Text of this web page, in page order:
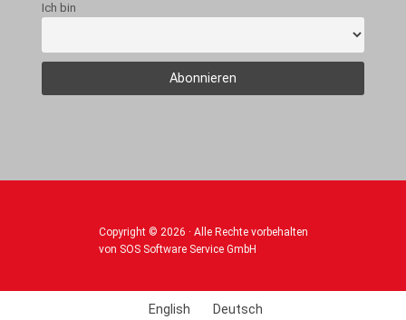
Ich bin
Copyright © 2026 · Alle Rechte vorbehalten
von SOS Software Service GmbH
English Deutsch